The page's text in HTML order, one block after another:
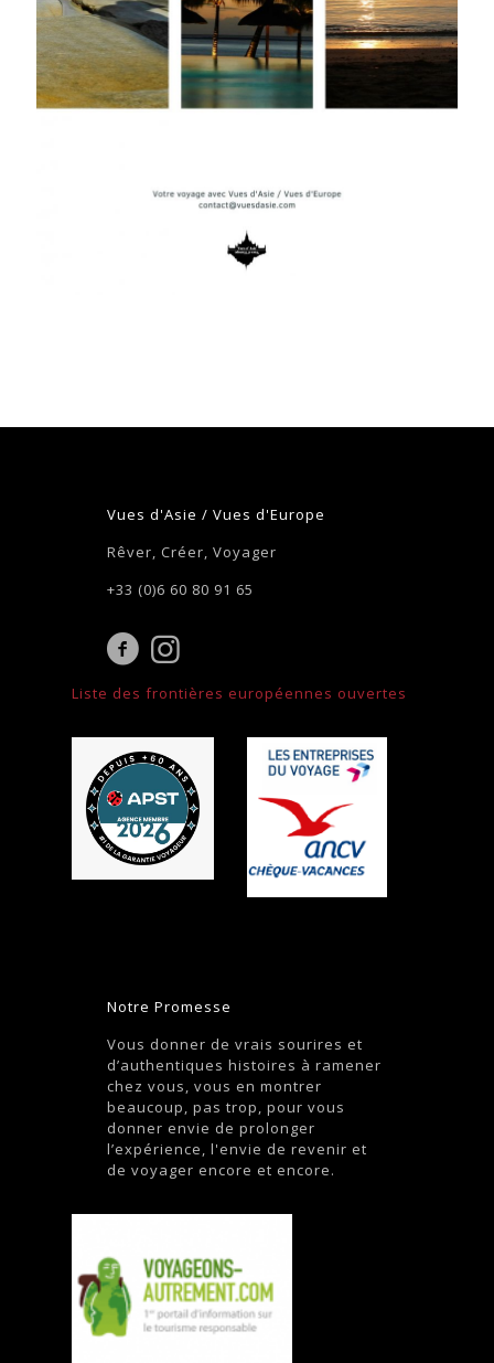
Vues d'Asie / Vues d'Europe
Rêver, Créer, Voyager
+33 (0)6 60 80 91 65
Liste des frontières européennes ouvertes
Notre Promesse
Vous donner de vrais sourires et
d’authentiques histoires à ramener
chez vous, vous en montrer
beaucoup, pas trop, pour vous
donner envie de prolonger
l’expérience, l'envie de revenir et
de voyager encore et encore.